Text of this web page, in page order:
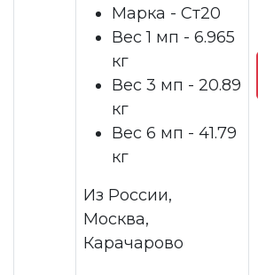
Марка - Ст20
Вес 1 мп - 6.965
кг
Вес 3 мп - 20.89
кг
Вес 6 мп - 41.79
кг
Из России,
Москва,
Карачарово